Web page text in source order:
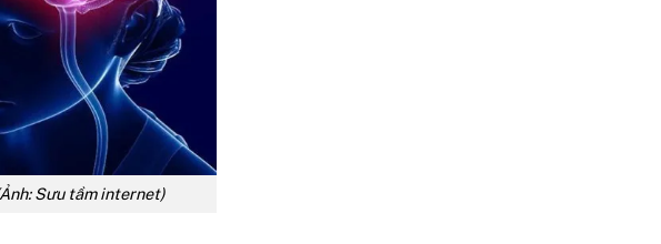
Sưu tầm internet)